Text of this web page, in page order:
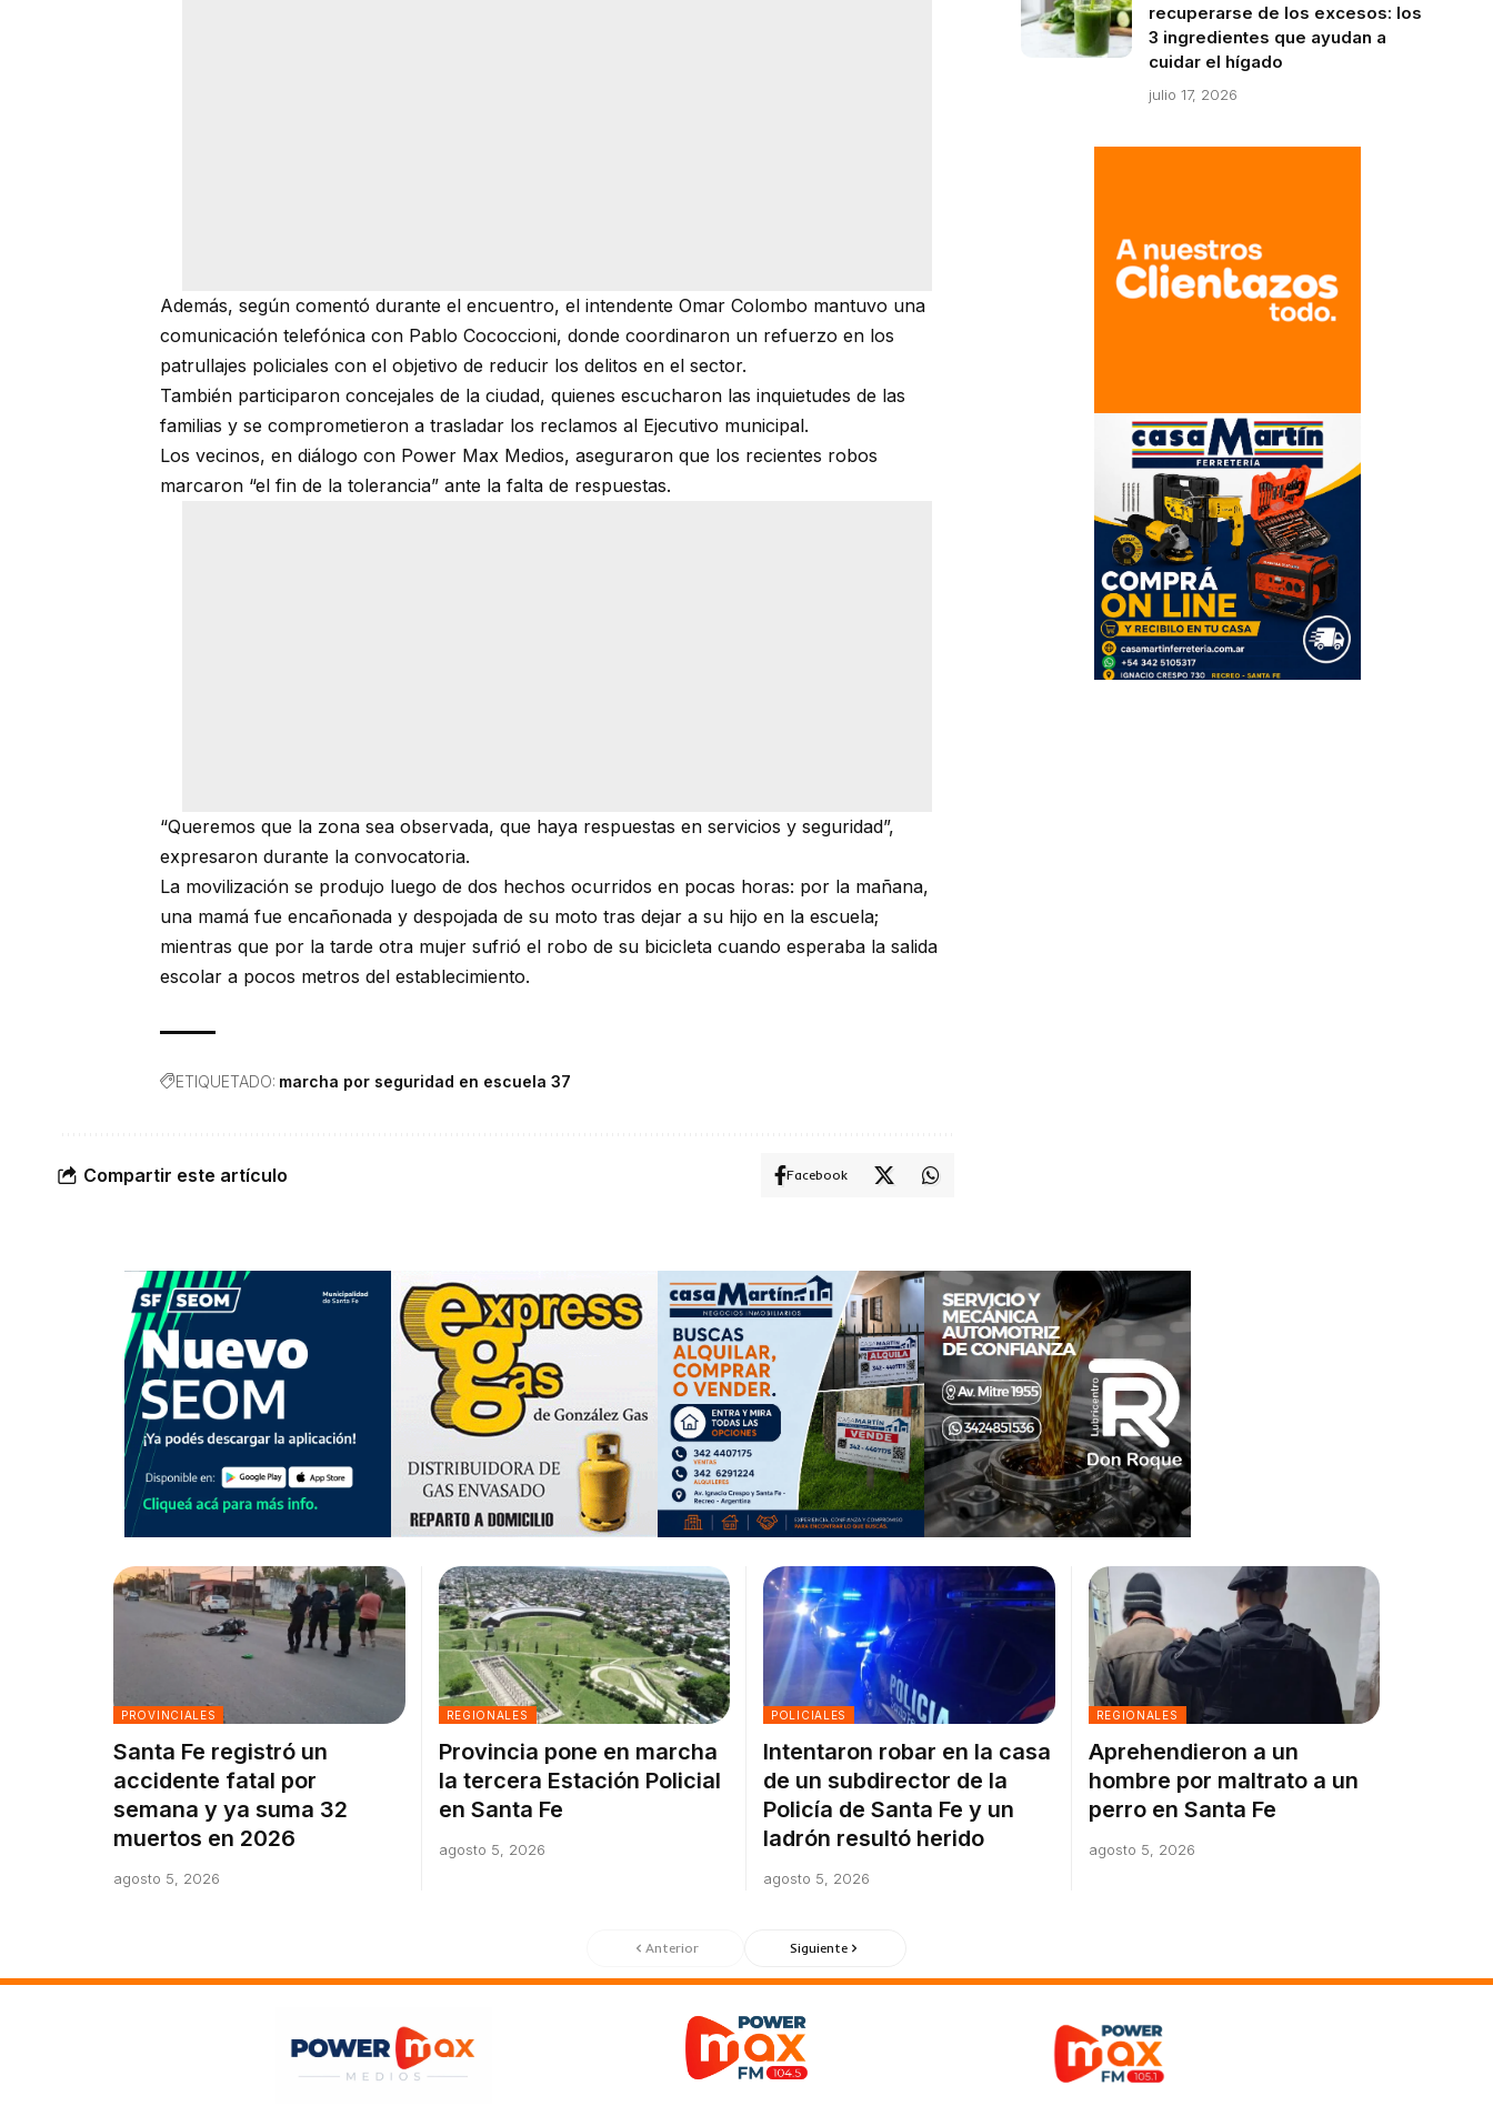
Además, según comentó durante el encuentro, el intendente Omar Colombo mantuvo una
comunicación telefónica con Pablo Cococcioni, donde coordinaron un refuerzo en los
patrullajes policiales con el objetivo de reducir los delitos en el sector.
También participaron concejales de la ciudad, quienes escucharon las inquietudes de las
familias y se comprometieron a trasladar los reclamos al Ejecutivo municipal.
Los vecinos, en diálogo con Power Max Medios, aseguraron que los recientes robos
marcaron “el fin de la tolerancia” ante la falta de respuestas.
“Queremos que la zona sea observada, que haya respuestas en servicios y seguridad”,
expresaron durante la convocatoria.
La movilización se produjo luego de dos hechos ocurridos en pocas horas: por la mañana,
una mamá fue encañonada y despojada de su moto tras dejar a su hijo en la escuela;
mientras que por la tarde otra mujer sufrió el robo de su bicicleta cuando esperaba la salida
escolar a pocos metros del establecimiento.
ETIQUETADO: marcha por seguridad en escuela 37
Compartir este artículo Facebook
recuperarse de los excesos: los
3 ingredientes que ayudan a
cuidar el hígado
julio 17, 2026
PROVINCIALES
Santa Fe registró un
accidente fatal por
semana y ya suma 32
muertos en 2026
agosto 5, 2026
REGIONALES
Provincia pone en marcha
la tercera Estación Policial
en Santa Fe
agosto 5, 2026
POLICIALES
Intentaron robar en la casa
de un subdirector de la
Policía de Santa Fe y un
ladrón resultó herido
agosto 5, 2026
REGIONALES
Aprehendieron a un
hombre por maltrato a un
perro en Santa Fe
agosto 5, 2026
Anterior Siguiente